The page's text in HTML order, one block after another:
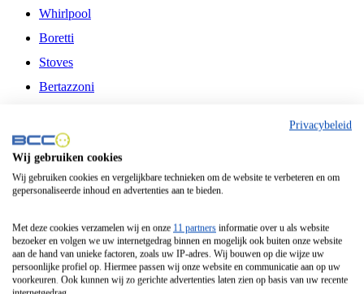
Whirlpool
Boretti
Stoves
Bertazzoni
Fitelli
Airfryer
Frituurpan
Contactgrill
Broodbakmachine
Broodrooster
Privacybeleid
Wij gebruiken cookies
Wij gebruiken cookies en vergelijkbare technieken om de website te verbeteren en om
gepersonaliseerde inhoud en advertenties aan te bieden.
Met deze cookies verzamelen wij en onze 11 partners informatie over u als website
bezoeker en volgen we uw internetgedrag binnen en mogelijk ook buiten onze website
aan de hand van unieke factoren, zoals uw IP-adres. Wij bouwen op die wijze uw
persoonlijke profiel op. Hiermee passen wij onze website en communicatie aan op uw
voorkeuren. Ook kunnen wij zo gerichte advertenties laten zien op basis van uw recente